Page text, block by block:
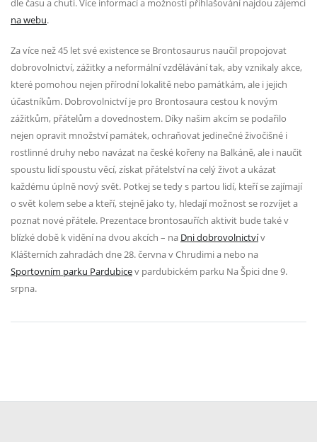
dle času a chuti. Více informací a možnosti přihlašování najdou zájemci
na webu.
Za více než 45 let své existence se Brontosaurus naučil propojovat
dobrovolnictví, zážitky a neformální vzdělávání tak, aby vznikaly akce,
které pomohou nejen přírodní lokalitě nebo památkám, ale i jejich
účastníkům. Dobrovolnictví je pro Brontosaura cestou k novým
zážitkům, přátelům a dovednostem. Díky našim akcím se podařilo
nejen opravit množství památek, ochraňovat jedinečné živočišné i
rostlinné druhy nebo navázat na české kořeny na Balkáně, ale i naučit
spoustu lidí spoustu věcí, získat přátelství na celý život a ukázat
každému úplně nový svět. Potkej se tedy s partou lidí, kteří se zajímají
o svět kolem sebe a kteří, stejně jako ty, hledají možnost se rozvíjet a
poznat nové přátele. Prezentace brontosauřích aktivit bude také v
blízké době k vidění na dvou akcích – na Dni dobrovolnictvív
Klášterních zahradách dne 28. června v Chrudimi a nebo na
Sportovním parku Pardubicev pardubickém parku Na Špici dne 9.
srpna.